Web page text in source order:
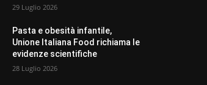
29 Luglio 2026
Pasta e obesità infantile,
Unione Italiana Food richiama le
evidenze scientifiche
28 Luglio 2026